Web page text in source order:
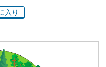
入り